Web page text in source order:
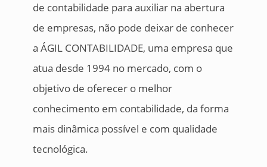
de contabilidade para auxiliar na abertura
de empresas, não pode deixar de conhecer
a ÁGIL CONTABILIDADE, uma empresa que
atua desde 1994 no mercado, com o
objetivo de oferecer o melhor
conhecimento em contabilidade, da forma
mais dinâmica possível e com qualidade
tecnológica.